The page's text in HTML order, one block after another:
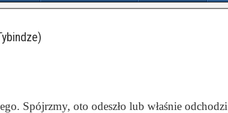
Spójrzmy, oto odeszło lub właśnie odchodzi